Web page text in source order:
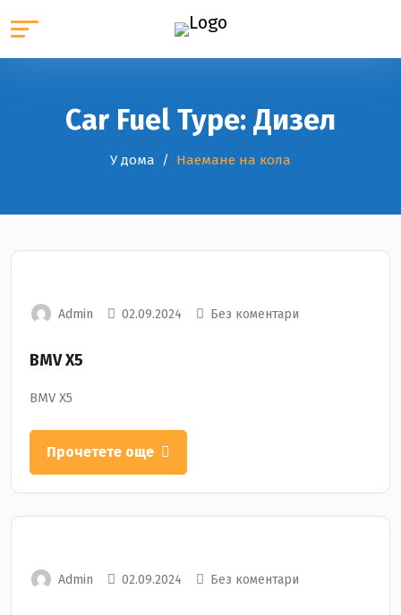
Car Fuel Type: Дизел
У дома Наемане на кола
Admin 02.09.2024 Без коментари
BMV Х5
BMV Х5
Прочетете още
Admin 02.09.2024 Без коментари